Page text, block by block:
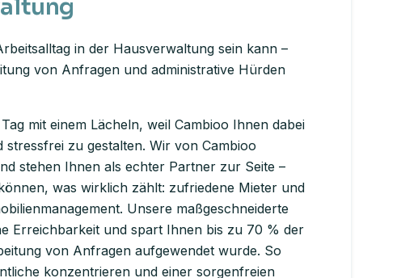
in der Hausverwaltung sein kann –
von Anfragen und administrative Hürden
mit einem Lächeln, weil Cambioo Ihnen dabei
zu gestalten. Wir von Cambioo
stehen Ihnen als echter Partner zur Seite –
was wirklich zählt: zufriedene Mieter und
Unsere maßgeschneiderte
Erreichbarkeit und spart Ihnen bis zu 70 % der
von Anfragen aufgewendet wurde. So
konzentrieren und einer sorgenfreien